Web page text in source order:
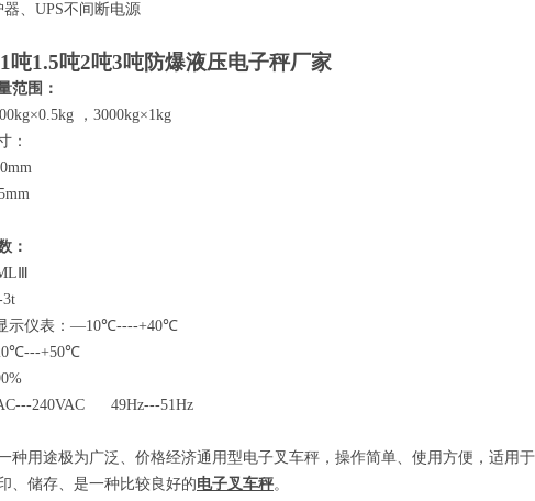
、 UPS不间断电源
1 吨1.5吨2吨3吨防爆液压电子秤厂家
范围：
， 3000kg×1kg
：
：
3t
示仪表： —10℃----+40℃
+50℃
240VAC 49Hz---51Hz
种用途极为广泛、价格经济通用型电子叉车秤，操作简单、使用方便，适用
、储存、是一种比较良好的电子叉车秤。